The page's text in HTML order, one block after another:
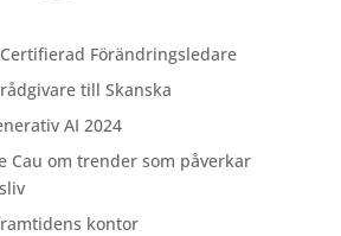
Förändringsledare
till Skanska
AI 2024
Cau om trender som påverkar
kontor